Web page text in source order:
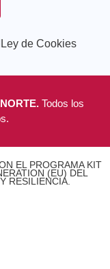
Ley de Cookies
Todos los
EL PROGRAMA KIT
(EU) DEL
RESILIENCIA.